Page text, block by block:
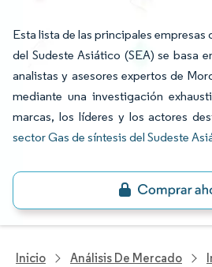
Esta lista de las principales empresas
del Sudeste Asiático (SEA) se basa
analistas y asesores expertos de
mediante una investigación
marcas, los líderes y los actores
sector Gas de síntesis del Sudeste
Inicio Análisis De Mercado